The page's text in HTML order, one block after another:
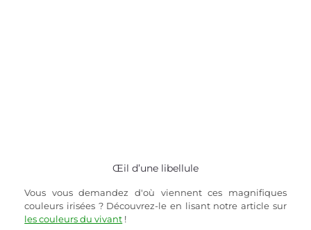
Œil d’une libellule
Vous vous demandez d'où viennent ces magnifiques
couleurs irisées ? Découvrez-le en lisant notre article sur
les couleurs du vivant !